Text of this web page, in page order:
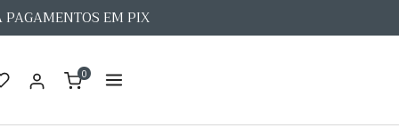
EM PIX
0